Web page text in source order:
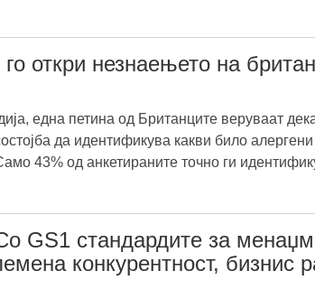
откри незнаењето на
една петина од Британците веруваат
да идентификува какви било
43% од анкетираните точно ги
GS1 стандардите за
конкурентност, бизнис